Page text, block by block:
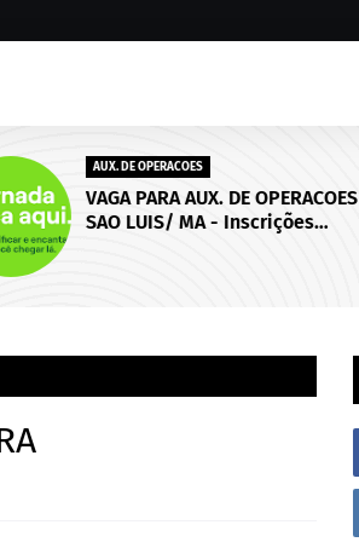
AUX. DE OPERACOES
VAGA PARA AUX. DE OPERACOES |
SAO LUIS/ MA - Inscrições
abertas até 18 de setembro de
2026.